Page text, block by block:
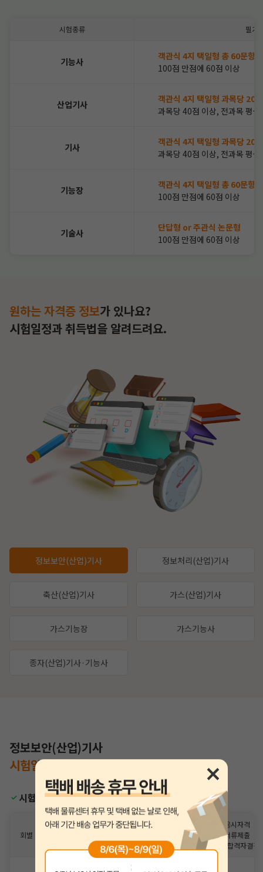
시험종류 필기
기능사
객관식 4지 택일형 총 60문항
100점 만점에 60점 이상
산업기사
객관식 4지 택일형 과목당 20
과목당 40점 이상, 전과목 평
기사
객관식 4지 택일형 과목당 20
과목당 40점 이상, 전과목 평
기능장
객관식 4지 택일형 총 60문항
100점 만점에 60점 이상
기술사
단답형 or 주관식 논문형
100점 만점에 60점 이상
원하는 자격증 정보가 있나요?
시험일정과 취득법을 알려드려요.
정보보안(산업)기사 정보처리(산업)기사
축산(산업)기사 가스(산업)기사
가스기능장 가스기능사
종자(산업)기사·기능사
정보보안(산업)기사
시험일정을한눈에 알아보세요.
시험일정
회별
필기시험
필기합격
(예정자)
발표
응시자격
서류제출
(필기합격자결정)